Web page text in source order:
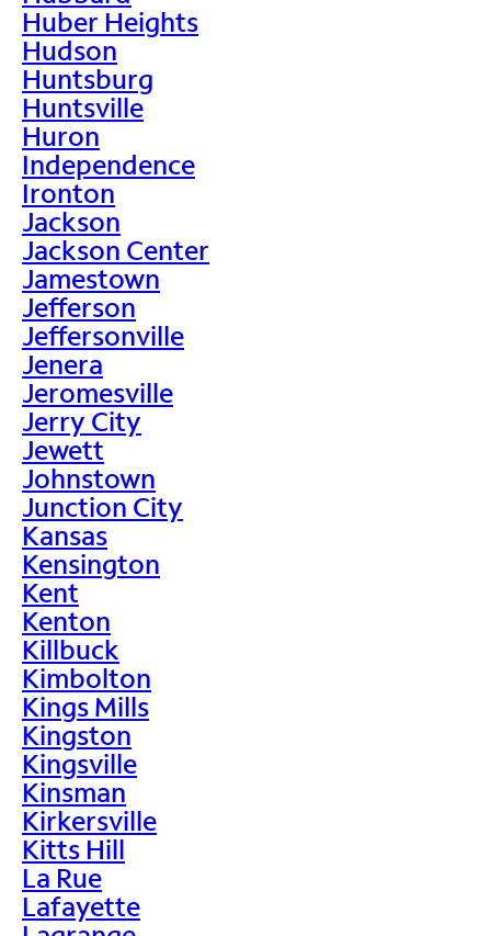
Huber Heights
Hudson
Huntsburg
Huntsville
Huron
Independence
Ironton
Jackson
Jackson Center
Jamestown
Jefferson
Jeffersonville
Jenera
Jeromesville
Jerry City
Jewett
Johnstown
Junction City
Kansas
Kensington
Kent
Kenton
Killbuck
Kimbolton
Kings Mills
Kingston
Kingsville
Kinsman
Kirkersville
Kitts Hill
La Rue
Lafayette